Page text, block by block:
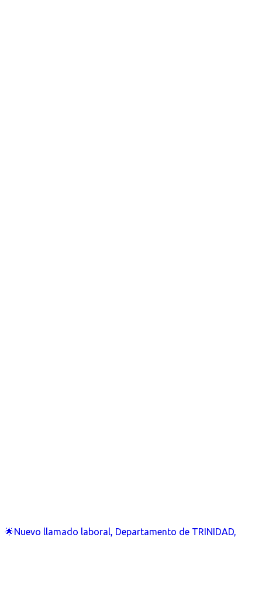
🌟Nuevo llamado laboral, Departamento de TRINIDAD,